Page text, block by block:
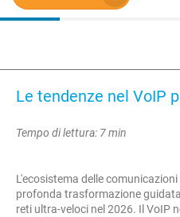
Le tendenze nel VoIP
Tempo di lettura: 7 min
L'ecosistema delle
profonda trasformazione
reti ultra-veloci nel 2026. Il VoIP